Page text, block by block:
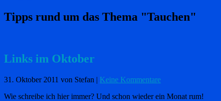
Tipps rund um das Thema "Tauchen"
Links im Oktober
31. Oktober 2011 von Stefan | Keine Kommentare
Wie schreibe ich hier immer? Und schon wieder ein Monat rum!